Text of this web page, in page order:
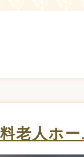
老人ホ